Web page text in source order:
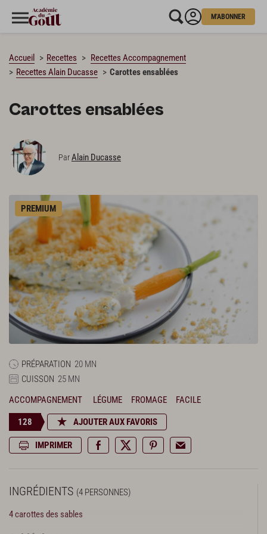
M'ABONNER
Accueil Recettes
Recettes Accompagnement
Recettes Alain Ducasse
Carottes ensablées
Carottes ensablées
ParAlain Ducasse
PREMIUM
PRÉPARATION 20 MN
CUISSON 25 MN
ACCOMPAGNEMENT
LÉGUME FROMAGE FACILE
128 AJOUTER AUX FAVORIS
IMPRIMER
INGRÉDIENTS (4 PERSONNES)
4 carottes des sables
CHARGEMENT…